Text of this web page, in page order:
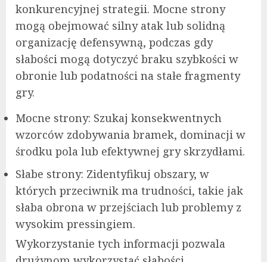
konkurencyjnej strategii. Mocne strony
mogą obejmować silny atak lub solidną
organizację defensywną, podczas gdy
słabości mogą dotyczyć braku szybkości w
obronie lub podatności na stałe fragmenty
gry.
Mocne strony: Szukaj konsekwentnych
wzorców zdobywania bramek, dominacji w
środku pola lub efektywnej gry skrzydłami.
Słabe strony: Zidentyfikuj obszary, w
których przeciwnik ma trudności, takie jak
słaba obrona w przejściach lub problemy z
wysokim pressingiem.
Wykorzystanie tych informacji pozwala